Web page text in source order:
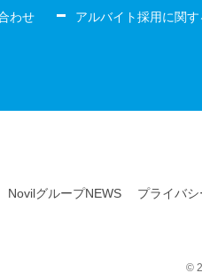
わせ
アルバイト採用に関
NovilグループNEWS プライバ
©